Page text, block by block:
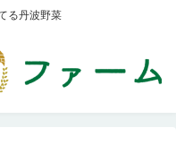
る丹波野菜